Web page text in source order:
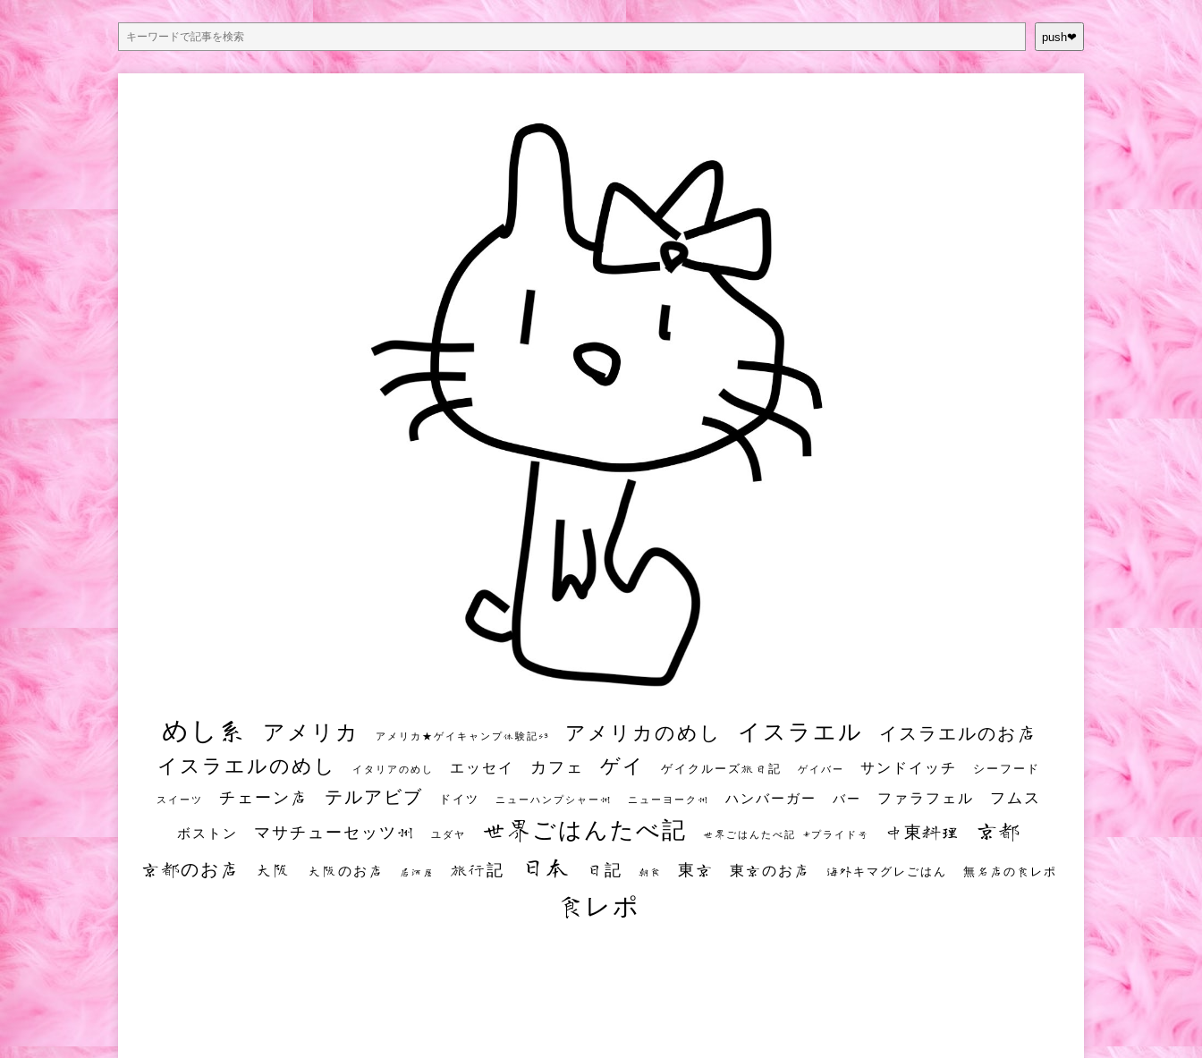
push❤︎
めし系 アメリカ アメリカ★ゲイキャンプ体験記S3 アメリカのめし イスラエル イスラエルのお店
イスラエルのめし イタリアのめし エッセイ カフェ ゲイ ゲイクルーズ旅日記 ゲイバー サンドイッチ シーフード
スイーツ チェーン店 テルアビブ ドイツ ニューハンプシャー州 ニューヨーク州 ハンバーガー バー ファラフェル フムス
ボストン マサチューセッツ州 ユダヤ 世界ごはんたべ記 世界ごはんたべ記 #プライド号 中東料理 京都
京都のお店 大阪 大阪のお店 居酒屋 旅行記 日本 日記 朝食 東京 東京のお店 海外キマグレごはん 無名店の食レポ
食レポ